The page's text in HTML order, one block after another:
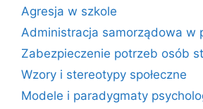
Agresja w szkole
Administracja samorządowa w
Zabezpieczenie potrzeb osób
Wzory i stereotypy społeczne
Modele i paradygmaty